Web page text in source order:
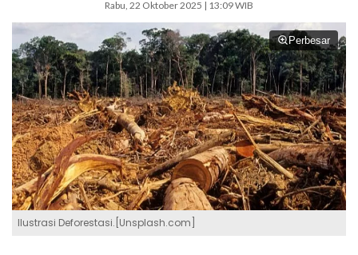
Rabu, 22 Oktober 2025 | 13:09 WIB
Perbesar
Ilustrasi Deforestasi.[Unsplash.com]